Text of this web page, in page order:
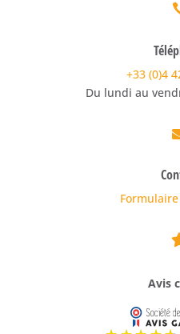
+33 (0)4
Du lundi au
Avis